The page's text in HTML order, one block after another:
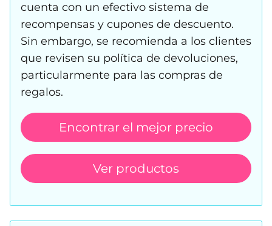
cuenta con un efectivo sistema de
recompensas y cupones de descuento.
Sin embargo, se recomienda a los clientes
que revisen su política de devoluciones,
particularmente para las compras de
regalos.
Encontrar el mejor precio
Ver productos